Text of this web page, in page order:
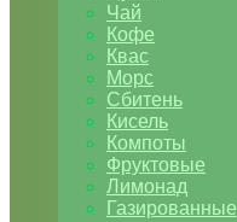
Чай
Кофе
Квас
Морс
Сбитень
Кисель
Компоты
Фруктовые
Лимонад
Газированные